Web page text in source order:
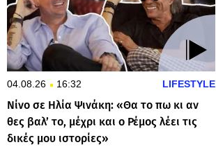
04.08.26 16:32 LIFESTYLE
Νίνο σε Ηλία Ψινάκη: «Θα το πω κι αν
θες βαλ’ το, μέχρι και ο Ρέμος λέει τις
δικές μου ιστορίες»